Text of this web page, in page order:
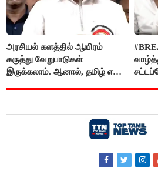
அரசியல் களத்தில் ஆயிரம்
கருத்து வேறுபாடுகள்
இருக்கலாம். ஆனால், தமிழ் என்று